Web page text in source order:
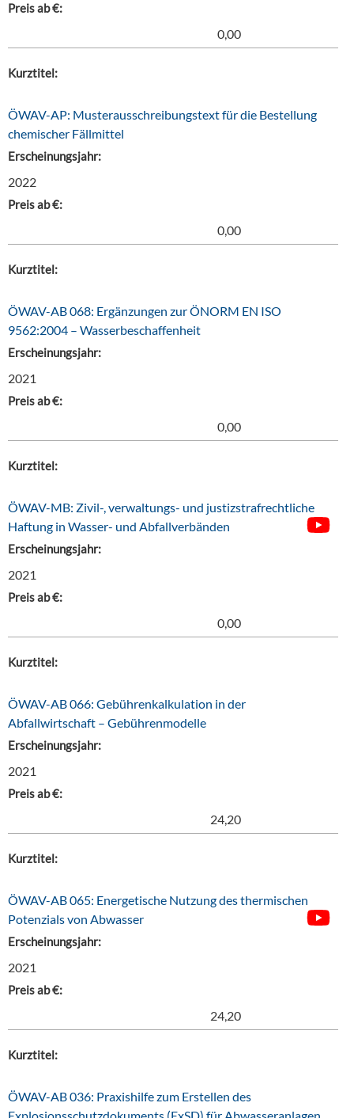
Preis ab €:
0,00
Kurztitel:
ÖWAV-AP: Musterausschreibungstext für die Bestellung
chemischer Fällmittel
Erscheinungsjahr:
2022
Preis ab €:
0,00
Kurztitel:
ÖWAV-AB 068: Ergänzungen zur ÖNORM EN ISO
9562:2004 – Wasserbeschaffenheit
Erscheinungsjahr:
2021
Preis ab €:
0,00
Kurztitel:
ÖWAV-MB: Zivil-, verwaltungs- und justizstrafrechtliche
Haftung in Wasser- und Abfallverbänden
Erscheinungsjahr:
2021
Preis ab €:
0,00
Kurztitel:
ÖWAV-AB 066: Gebührenkalkulation in der
Abfallwirtschaft – Gebührenmodelle
Erscheinungsjahr:
2021
Preis ab €:
24,20
Kurztitel:
ÖWAV-AB 065: Energetische Nutzung des thermischen
Potenzials von Abwasser
Erscheinungsjahr:
2021
Preis ab €:
24,20
Kurztitel:
ÖWAV-AB 036: Praxishilfe zum Erstellen des